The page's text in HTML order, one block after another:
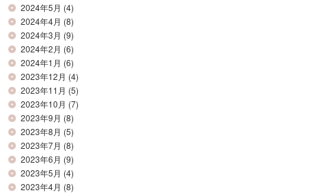
2024年5月 (4)
2024年4月 (8)
2024年3月 (9)
2024年2月 (6)
2024年1月 (6)
2023年12月 (4)
2023年11月 (5)
2023年10月 (7)
2023年9月 (8)
2023年8月 (5)
2023年7月 (8)
2023年6月 (9)
2023年5月 (4)
2023年4月 (8)